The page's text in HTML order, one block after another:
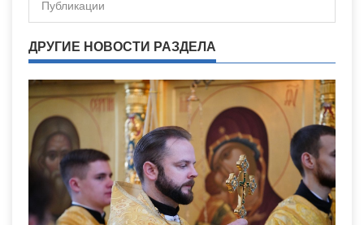
Публикации
ДРУГИЕ НОВОСТИ РАЗДЕЛА